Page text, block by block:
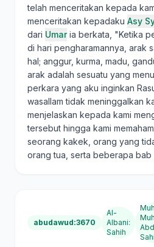
telah menceritakan kepada
menceritakan kepadaku Asy
dari Umaria berkata, "Ketika
di hari pengharamannya, arak
hal; anggur, kurma, madu,
arak adalah sesuatu yang
perkara yang aku inginkan
wasallam tidak meninggalkan
menjelaskan kepada kami
tersebut hingga kami
seorang kakek, orang yang
orang tua, serta beberapa bab
abudawud:3670
Al-
Albani:
Sahih